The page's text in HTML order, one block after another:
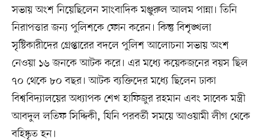
সভায় অংশ নিয়েছিলেন সাংবাদিক মঞ্জুরুল আলম পান্না। তিনি
নিরাপত্তার জন্য পুলিশকে ফোন করেন। কিন্তু বিশৃঙ্খলা
সৃষ্টিকারীদের গ্রেপ্তারের বদলে পুলিশ আলোচনা সভায় অংশ
নেওয়া ১৬ জনকে আটক করে। এর মধ্যে কয়েকজনের বয়স ছিল
৭০ থেকে ৮০ বছর। আটক ব্যক্তিদের মধ্যে ছিলেন ঢাকা
বিশ্ববিদ্যালয়ের অধ্যাপক শেখ হাফিজুর রহমান এবং সাবেক মন্ত্রী
আবদুল লতিফ সিদ্দিকী, যিনি পরবর্তী সময়ে আওয়ামী লীগ থেকে
বহিষ্কৃত হন।